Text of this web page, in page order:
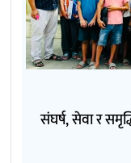
संघर्ष, सेवा र